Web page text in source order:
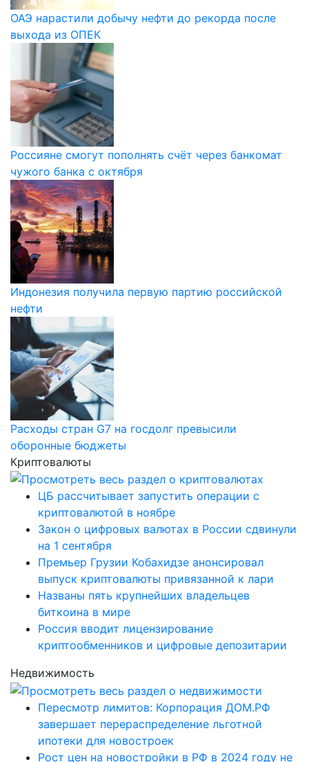
ОАЭ нарастили добычу нефти до рекорда после
выхода из ОПЕК
Россияне смогут пополнять счёт через банкомат
чужого банка с октября
Индонезия получила первую партию российской
нефти
Расходы стран G7 на госдолг превысили
оборонные бюджеты
Криптовалюты
ЦБ рассчитывает запустить операции с
криптовалютой в ноябре
Закон о цифровых валютах в России сдвинули
на 1 сентября
Премьер Грузии Кобахидзе анонсировал
выпуск криптовалюты привязанной к лари
Названы пять крупнейших владельцев
биткоина в мире
Россия вводит лицензирование
криптообменников и цифровые депозитарии
Недвижимость
Пересмотр лимитов: Корпорация ДОМ.РФ
завершает перераспределение льготной
ипотеки для новостроек
Рост цен на новостройки в РФ в 2024 году не